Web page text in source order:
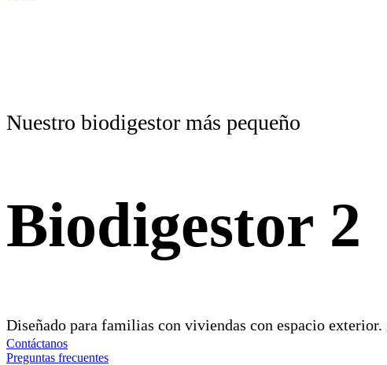
Nuestro biodigestor más pequeño
Biodigestor 2
Diseñado para familias con viviendas con espacio exterior.
Contáctanos
Preguntas frecuentes